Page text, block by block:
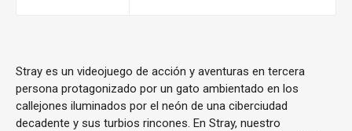
Stray es un videojuego de acción y aventuras en tercera
persona protagonizado por un gato ambientado en los
callejones iluminados por el neón de una ciberciudad
decadente y sus turbios rincones. En Stray, nuestro